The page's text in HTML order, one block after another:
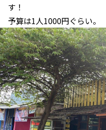
す！
予算は1人1000円ぐらい。